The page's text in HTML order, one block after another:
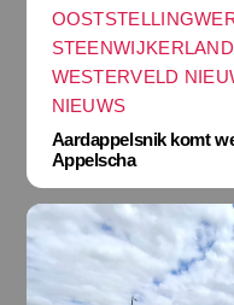
WESTERVELD
NIEUWS
Aardappelsnik komt
Appelscha